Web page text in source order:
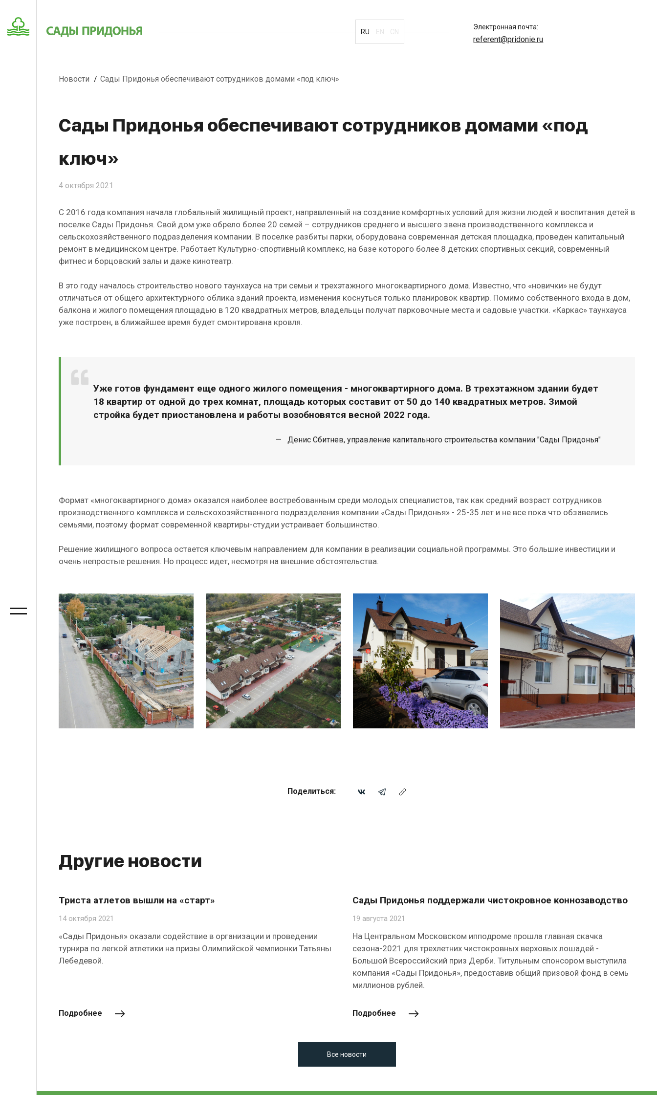
RU EN CN
Электронная почта:
referent@pridonie.ru
Новости Сады Придонья обеспечивают сотрудников домами «под ключ»
Сады Придонья обеспечивают сотрудников домами «под
ключ»
4 октября 2021
С 2016 года компания начала глобальный жилищный проект, направленный на создание комфортных условий для жизни людей и воспитания детей в
поселке Сады Придонья. Свой дом уже обрело более 20 семей – сотрудников среднего и высшего звена производственного комплекса и
сельскохозяйственного подразделения компании. В поселке разбиты парки, оборудована современная детская площадка, проведен капитальный
ремонт в медицинском центре. Работает Культурно-спортивный комплекс, на базе которого более 8 детских спортивных секций, современный
фитнес и борцовский залы и даже кинотеатр.
В это году началось строительство нового таунхауса на три семьи и трехэтажного многоквартирного дома. Известно, что «новички» не будут
отличаться от общего архитектурного облика зданий проекта, изменения коснуться только планировок квартир. Помимо собственного входа в дом,
балкона и жилого помещения площадью в 120 квадратных метров, владельцы получат парковочные места и садовые участки. «Каркас» таунхауса
уже построен, в ближайшее время будет смонтирована кровля.
Уже готов фундамент еще одного жилого помещения - многоквартирного дома. В трехэтажном здании будет
18 квартир от одной до трех комнат, площадь которых составит от 50 до 140 квадратных метров. Зимой
стройка будет приостановлена и работы возобновятся весной 2022 года.
— Денис Сбитнев, управление капитального строительства компании "Сады Придонья"
Формат «многоквартирного дома» оказался наиболее востребованным среди молодых специалистов, так как средний возраст сотрудников
производственного комплекса и сельскохозяйственного подразделения компании «Сады Придонья» - 25-35 лет и не все пока что обзавелись
семьями, поэтому формат современной квартиры-студии устраивает большинство.
Решение жилищного вопроса остается ключевым направлением для компании в реализации социальной программы. Это большие инвестиции и
очень непростые решения. Но процесс идет, несмотря на внешние обстоятельства.
Поделиться:
Другие новости
Триста атлетов вышли на «старт»
14 октября 2021
«Сады Придонья» оказали содействие в организации и проведении
турнира по легкой атлетики на призы Олимпийской чемпионки Татьяны
Лебедевой.
Подробнее
Сады Придонья поддержали чистокровное коннозаводство
19 августа 2021
На Центральном Московском ипподроме прошла главная скачка
сезона-2021 для трехлетних чистокровных верховых лошадей -
Большой Всероссийский приз Дерби. Титульным спонсором выступила
компания «Сады Придонья», предоставив общий призовой фонд в семь
миллионов рублей.
Подробнее
Все новости